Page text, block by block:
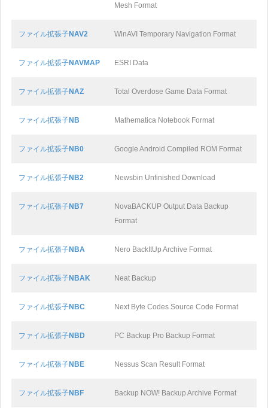
Mesh Format
ファイル拡張子NAV2 WinAVI Temporary Navigation Format
ファイル拡張子NAVMAP ESRI Data
ファイル拡張子NAZ Total Overdose Game Data Format
ファイル拡張子NB Mathematica Notebook Format
ファイル拡張子NB0 Google Android Compiled ROM Format
ファイル拡張子NB2 Newsbin Unfinished Download
ファイル拡張子NB7
NovaBACKUP Output Data Backup
Format
ファイル拡張子NBA Nero BackItUp Archive Format
ファイル拡張子NBAK Neat Backup
ファイル拡張子NBC Next Byte Codes Source Code Format
ファイル拡張子NBD PC Backup Pro Backup Format
ファイル拡張子NBE Nessus Scan Result Format
ファイル拡張子NBF Backup NOW! Backup Archive Format